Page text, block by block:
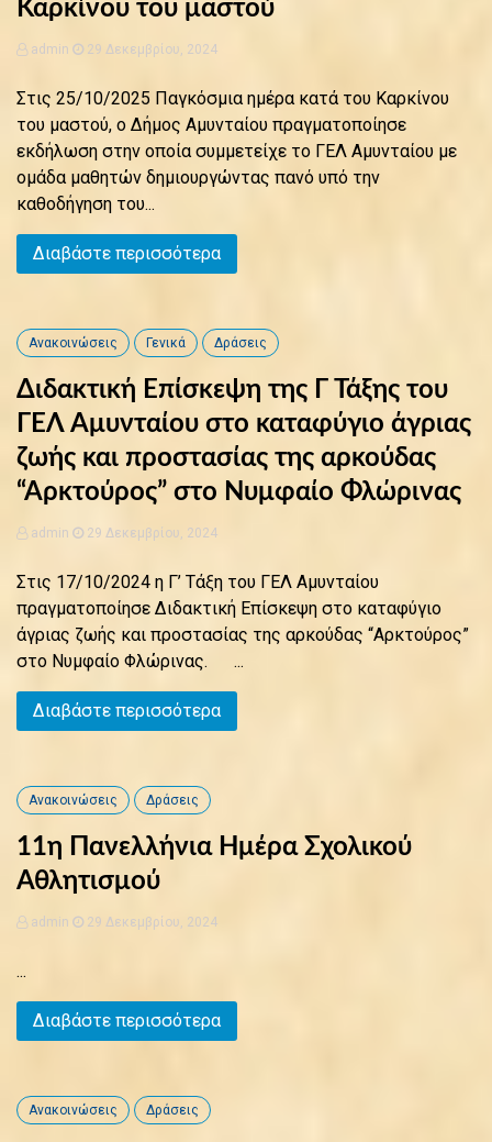
Καρκίνου του μαστού
admin 29 Δεκεμβρίου, 2024
Στις 25/10/2025 Παγκόσμια ημέρα κατά του Καρκίνου
του μαστού, ο Δήμος Αμυνταίου πραγματοποίησε
εκδήλωση στην οποία συμμετείχε το ΓΕΛ Αμυνταίου με
ομάδα μαθητών δημιουργώντας πανό υπό την
καθοδήγηση του...
Διαβάστε περισσότερα
Ανακοινώσεις Γενικά Δράσεις
Διδακτική Επίσκεψη της Γ Τάξης του
ΓΕΛ Αμυνταίου στο καταφύγιο άγριας
ζωής και προστασίας της αρκούδας
“Αρκτούρος” στο Νυμφαίο Φλώρινας
admin 29 Δεκεμβρίου, 2024
Στις 17/10/2024 η Γ’ Τάξη του ΓΕΛ Αμυνταίου
πραγματοποίησε Διδακτική Επίσκεψη στο καταφύγιο
άγριας ζωής και προστασίας της αρκούδας “Αρκτούρος”
στο Νυμφαίο Φλώρινας. ...
Διαβάστε περισσότερα
Ανακοινώσεις Δράσεις
11η Πανελλήνια Ημέρα Σχολικού
Αθλητισμού
admin 29 Δεκεμβρίου, 2024
...
Διαβάστε περισσότερα
Ανακοινώσεις Δράσεις